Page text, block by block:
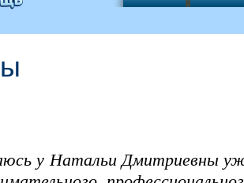
у Натальи Дмитриевны